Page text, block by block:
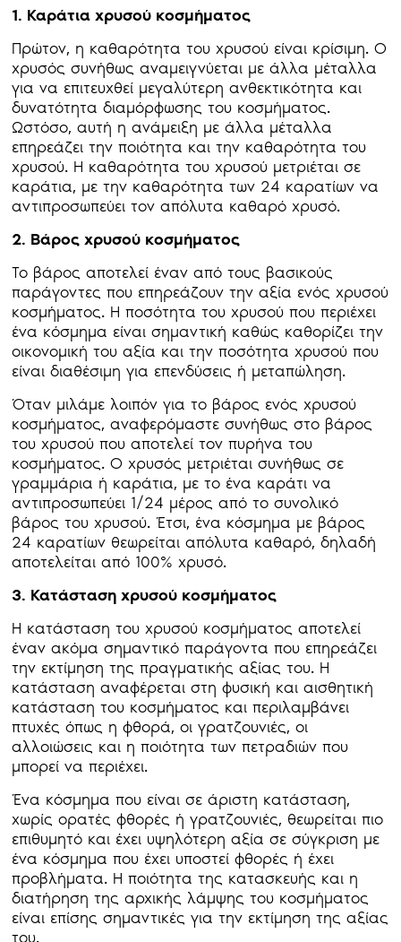
1. Καράτια χρυσού κοσμήματος
Πρώτον, η καθαρότητα του χρυσού είναι κρίσιμη. Ο
χρυσός συνήθως αναμειγνύεται με άλλα μέταλλα
για να επιτευχθεί μεγαλύτερη ανθεκτικότητα και
δυνατότητα διαμόρφωσης του κοσμήματος.
Ωστόσο, αυτή η ανάμειξη με άλλα μέταλλα
επηρεάζει την ποιότητα και την καθαρότητα του
χρυσού. Η καθαρότητα του χρυσού μετριέται σε
καράτια, με την καθαρότητα των 24 καρατίων να
αντιπροσωπεύει τον απόλυτα καθαρό χρυσό.
2. Βάρος χρυσού κοσμήματος
Το βάρος αποτελεί έναν από τους βασικούς
παράγοντες που επηρεάζουν την αξία ενός χρυσού
κοσμήματος. Η ποσότητα του χρυσού που περιέχει
ένα κόσμημα είναι σημαντική καθώς καθορίζει την
οικονομική του αξία και την ποσότητα χρυσού που
είναι διαθέσιμη για επενδύσεις ή μεταπώληση.
Όταν μιλάμε λοιπόν για το βάρος ενός χρυσού
κοσμήματος, αναφερόμαστε συνήθως στο βάρος
του χρυσού που αποτελεί τον πυρήνα του
κοσμήματος. Ο χρυσός μετριέται συνήθως σε
γραμμάρια ή καράτια, με το ένα καράτι να
αντιπροσωπεύει 1/24 μέρος από το συνολικό
βάρος του χρυσού. Έτσι, ένα κόσμημα με βάρος
24 καρατίων θεωρείται απόλυτα καθαρό, δηλαδή
αποτελείται από 100% χρυσό.
3. Κατάσταση χρυσού κοσμήματος
Η κατάσταση του χρυσού κοσμήματος αποτελεί
έναν ακόμα σημαντικό παράγοντα που επηρεάζει
την εκτίμηση της πραγματικής αξίας του. Η
κατάσταση αναφέρεται στη φυσική και αισθητική
κατάσταση του κοσμήματος και περιλαμβάνει
πτυχές όπως η φθορά, οι γρατζουνιές, οι
αλλοιώσεις και η ποιότητα των πετραδιών που
μπορεί να περιέχει.
Ένα κόσμημα που είναι σε άριστη κατάσταση,
χωρίς ορατές φθορές ή γρατζουνιές, θεωρείται πιο
επιθυμητό και έχει υψηλότερη αξία σε σύγκριση με
ένα κόσμημα που έχει υποστεί φθορές ή έχει
προβλήματα. Η ποιότητα της κατασκευής και η
διατήρηση της αρχικής λάμψης του κοσμήματος
είναι επίσης σημαντικές για την εκτίμηση της αξίας
του.